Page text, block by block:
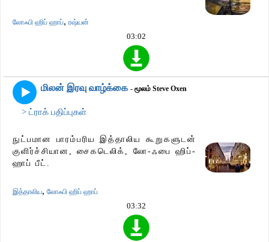
லோஃபி ஹிப் ஹாப், ரஷ்யன்
03:02
மிலன் இரவு வாழ்க்கை - மூலம் Steve Oxen
> ட்ராக் பதிப்புகள்
நுட்பமான பாரம்பரிய இத்தாலிய கூறுகளுடன்
குளிர்ச்சியான, சைகடெலிக், லோ-ஃபை ஹிப்-
ஹாப் பீட்.
இத்தாலிய, லோஃபி ஹிப் ஹாப்
03:32